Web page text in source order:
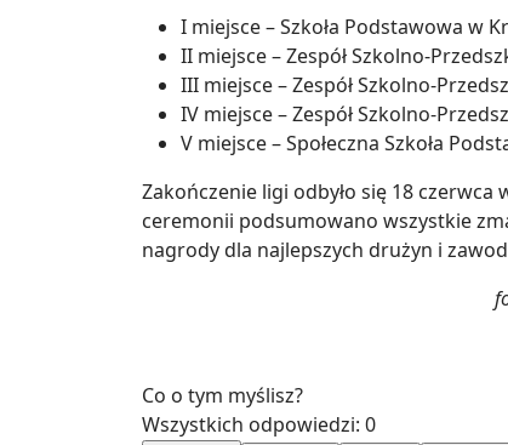
I miejsce – Szkoła Podstawowa w
II miejsce – Zespół Szkolno-
III miejsce – Zespół Szkolno-
IV miejsce – Zespół Szkolno-
V miejsce – Społeczna Szkoła
Zakończenie ligi odbyło się 18 czerwca
ceremonii podsumowano wszystkie
nagrody dla najlepszych drużyn i
Co o tym myślisz?
Wszystkich odpowiedzi: 0